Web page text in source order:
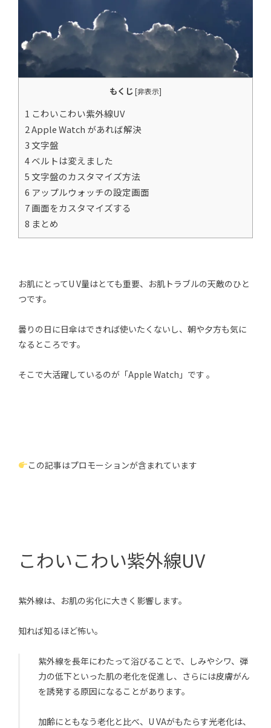
もくじ [非表示]
1 こわいこわい紫外線UV
2 Apple Watch があれば解決
3 文字盤
4 ベルトは変えました
5 文字盤のカスタマイズ方法
6 アップルウォッチの設定画面
7 画面をカスタマイズする
8 まとめ
お肌にとってU V量はとても重要、お肌トラブルの天敵のひと
つです。
曇りの日に日傘はできれば使いたくないし、朝や夕方も気に
なるところです。
そこで大活躍しているのが「Apple Watch」です 。
この記事はプロモーションが含まれています
こわいこわい紫外線UV
紫外線は、お肌の劣化に大きく影響します。
知れば知るほど怖い。
紫外線を長年にわたって浴びることで、しみやシワ、弾
力の低下といった肌の老化を促進し、さらには皮膚がん
を誘発する原因になることがあります。
加齢にともなう老化と比べ、U VAがもたらす光老化は、